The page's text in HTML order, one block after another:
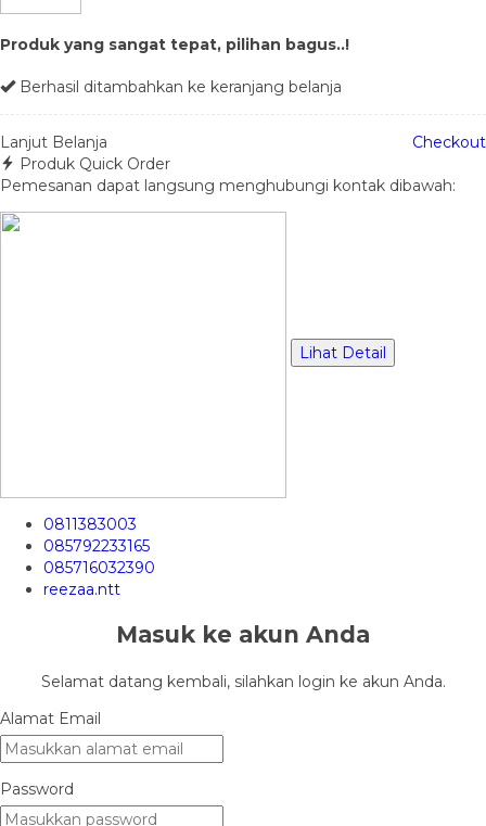
Produk yang sangat tepat, pilihan bagus..!
Berhasil ditambahkan ke keranjang belanja
Lanjut Belanja
Checkout
Produk Quick Order
Pemesanan dapat langsung menghubungi kontak dibawah:
Lihat Detail
0811383003
085792233165
085716032390
reezaa.ntt
Masuk ke akun Anda
Selamat datang kembali, silahkan login ke akun Anda.
Alamat Email
Password